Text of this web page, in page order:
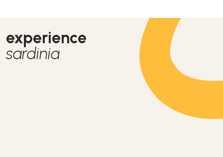
experience
sardinia